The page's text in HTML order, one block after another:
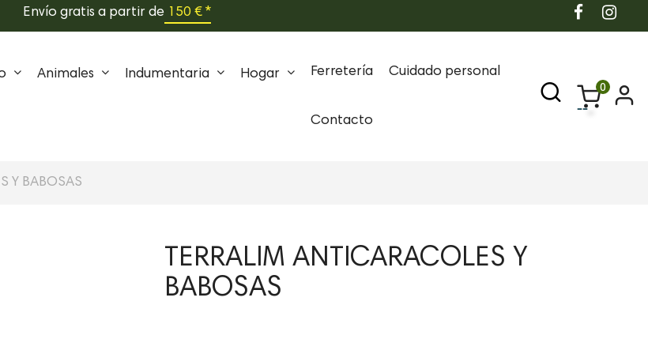
Envío gratis a partir de 150 € *
Animales Indumentaria Hogar Ferretería Cuidado personal
Contacto
0
Y BABOSAS
TERRALIM ANTICARACOLES Y
BABOSAS